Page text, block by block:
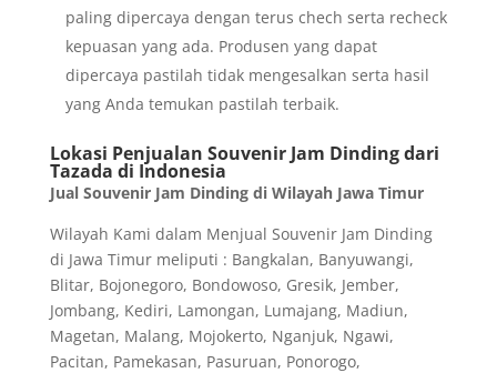
paling dipercaya dengan terus chech serta recheck
kepuasan yang ada. Produsen yang dapat
dipercaya pastilah tidak mengesalkan serta hasil
yang Anda temukan pastilah terbaik.
Lokasi Penjualan Souvenir Jam Dinding dari
Tazada di Indonesia
Jual Souvenir Jam Dinding di Wilayah Jawa Timur
Wilayah Kami dalam Menjual Souvenir Jam Dinding
di Jawa Timur meliputi : Bangkalan, Banyuwangi,
Blitar, Bojonegoro, Bondowoso, Gresik, Jember,
Jombang, Kediri, Lamongan, Lumajang, Madiun,
Magetan, Malang, Mojokerto, Nganjuk, Ngawi,
Pacitan, Pamekasan, Pasuruan, Ponorogo,